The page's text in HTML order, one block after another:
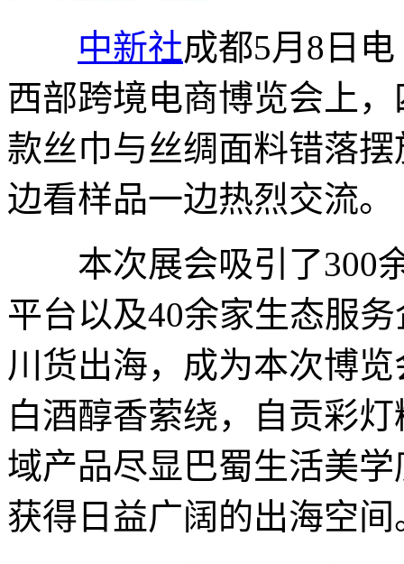
中新社成都5月8日
西部跨境电商博览会上
款丝巾与丝绸面料错落
边看样品一边热烈交流。
本次展会吸引了300余
平台以及40余家生态服
川货出海，成为本次博
白酒醇香萦绕，自贡彩
域产品尽显巴蜀生活美
获得日益广阔的出海空间